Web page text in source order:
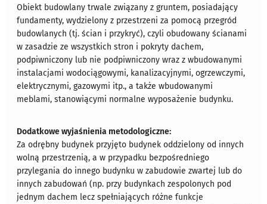
Obiekt budowlany trwale związany z gruntem, posiadający
fundamenty, wydzielony z przestrzeni za pomocą przegród
budowlanych (tj. ścian i przykryć), czyli obudowany ścianami
w zasadzie ze wszystkich stron i pokryty dachem,
podpiwniczony lub nie podpiwniczony wraz z wbudowanymi
instalacjami wodociągowymi, kanalizacyjnymi, ogrzewczymi,
elektrycznymi, gazowymi itp., a także wbudowanymi
meblami, stanowiącymi normalne wyposażenie budynku.
Dodatkowe wyjaśnienia metodologiczne:
Za odrębny budynek przyjęto budynek oddzielony od innych
wolną przestrzenią, a w przypadku bezpośredniego
przylegania do innego budynku w zabudowie zwartej lub do
innych zabudowań (np. przy budynkach zespolonych pod
jednym dachem lecz spełniających różne funkcje